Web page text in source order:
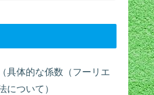
具体的な係数（フーリエ
について）